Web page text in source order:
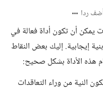
ردا
يمكن أن تكون أداة فعالة في
إيجابية. إليك بعض النقاط
هذه الأداة بشكل صحيح:
النية من وراء التعاقدات